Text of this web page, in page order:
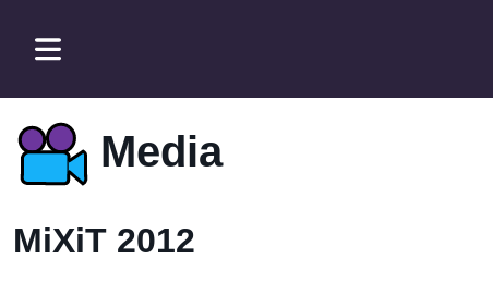
Media
MiXiT 2012